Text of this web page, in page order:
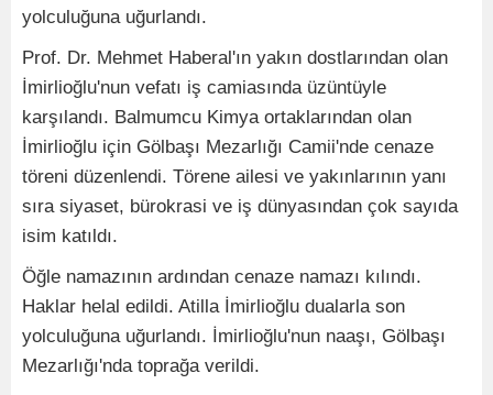
yolculuğuna uğurlandı.
Prof. Dr. Mehmet Haberal'ın yakın dostlarından olan
İmirlioğlu'nun vefatı iş camiasında üzüntüyle
karşılandı. Balmumcu Kimya ortaklarından olan
İmirlioğlu için Gölbaşı Mezarlığı Camii'nde cenaze
töreni düzenlendi. Törene ailesi ve yakınlarının yanı
sıra siyaset, bürokrasi ve iş dünyasından çok sayıda
isim katıldı.
Öğle namazının ardından cenaze namazı kılındı.
Haklar helal edildi. Atilla İmirlioğlu dualarla son
yolculuğuna uğurlandı. İmirlioğlu'nun naaşı, Gölbaşı
Mezarlığı'nda toprağa verildi.